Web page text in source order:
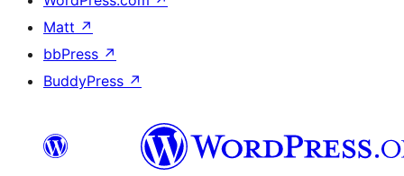
Matt ↗
bbPress ↗
BuddyPress ↗